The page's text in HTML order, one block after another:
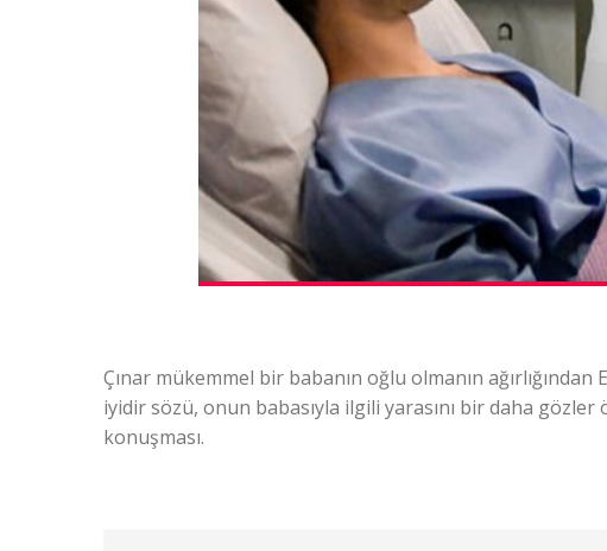
Çınar mükemmel bir babanın oğlu olmanın
iyidir sözü, onun babasıyla ilgili yarasını bir daha
konuşması.